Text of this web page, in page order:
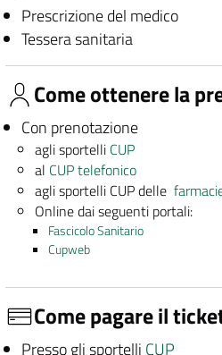
Prescrizione del medico
Tessera sanitaria
Come ottenere la
Con prenotazione
agli sportelli CUP
al CUP telefonico
agli sportelli CUP delle
Online dai seguenti portali:
Fascicolo Sanitario
Cupweb
Come pagare il
Presso gli sportelli CUP